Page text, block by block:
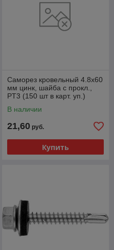
Саморез кровельный 4.8х60
мм цинк, шайба с прокл.,
PT3 (150 шт в карт. уп.)
В наличии
21,60 руб.
Купить